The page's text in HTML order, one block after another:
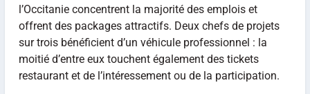
l’Occitanie concentrent la majorité des emplois et
offrent des packages attractifs. Deux chefs de projets
sur trois bénéficient d’un véhicule professionnel : la
moitié d’entre eux touchent également des tickets
restaurant et de l’intéressement ou de la participation.